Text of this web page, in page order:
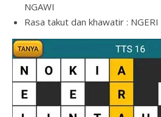
NGAWI
Rasa takut dan khawatir : NGERI